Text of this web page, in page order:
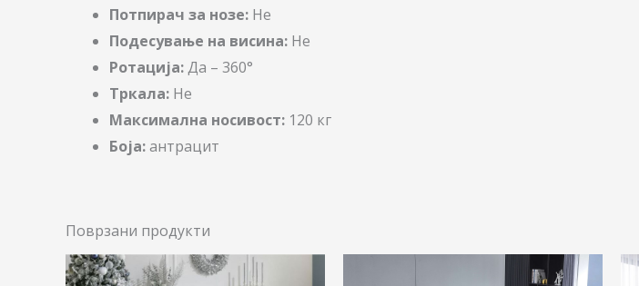
Потпирач за нозе: Не
Подесување на висина: Не
Ротација:Да – 360°
Тркала: Не
Максимална носивост: 120 кг
Боја:антрацит
Поврзани продукти